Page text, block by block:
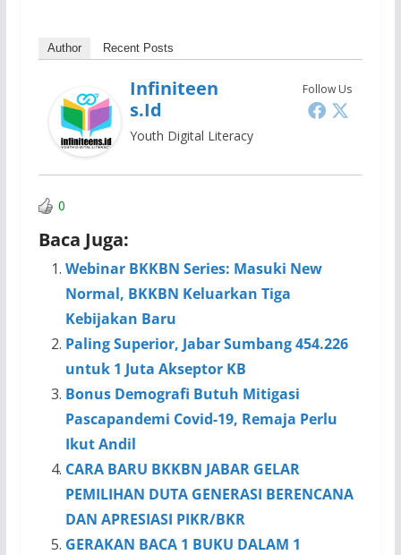
Author Recent Posts
Follow Us
Infiniteen
S.id
Youth Digital Literacy
0
Baca Juga:
Webinar BKKBN Series: Masuki New
Normal, BKKBN Keluarkan Tiga
Kebijakan Baru
Paling Superior, Jabar Sumbang 454.226
untuk 1 Juta Akseptor KB
Bonus Demografi Butuh Mitigasi
Pascapandemi Covid-19, Remaja Perlu
Ikut Andil
CARA BARU BKKBN JABAR GELAR
PEMILIHAN DUTA GENERASI BERENCANA
DAN APRESIASI PIKR/BKR
GERAKAN BACA 1 BUKU DALAM 1